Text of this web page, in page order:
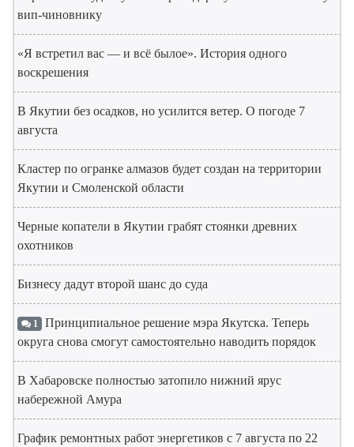
вип-чиновнику
«Я встретил вас — и всё былое». История одного
воскрешения
В Якутии без осадков, но усилится ветер. О погоде 7
августа
Кластер по огранке алмазов будет создан на территории
Якутии и Смоленской области
Черные копатели в Якутии грабят стоянки древних
охотников
Бизнесу дадут второй шанс до суда
1 Принципиальное решение мэра Якутска. Теперь
округа снова смогут самостоятельно наводить порядок
В Хабаровске полностью затопило нижний ярус
набережной Амура
График ремонтных работ энергетиков с 7 августа по 22